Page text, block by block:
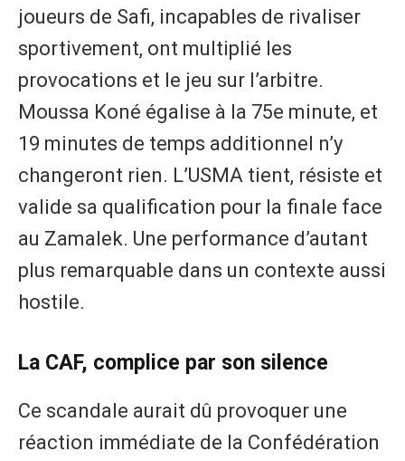
joueurs de Safi, incapables de rivaliser
sportivement, ont multiplié les
provocations et le jeu sur l’arbitre.
Moussa Koné égalise à la 75e minute, et
19 minutes de temps additionnel n’y
changeront rien. L’USMA tient, résiste et
valide sa qualification pour la finale face
au Zamalek. Une performance d’autant
plus remarquable dans un contexte aussi
hostile.
La CAF, complice par son silence
Ce scandale aurait dû provoquer une
réaction immédiate de la Confédération